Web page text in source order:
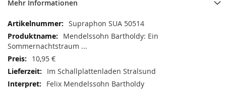
Mehr Informationen
Mehr
Informationen
Supraphon SUA 50514
Mendelssohn Bartholdy: Ein
Sommernachtstraum ...
10,95 €
Im Schallplattenladen Stralsund
Felix Mendelssohn Bartholdy